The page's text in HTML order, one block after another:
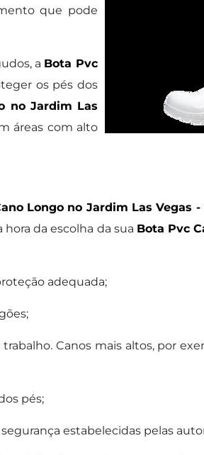
que pode
a Bota Pvc
os pés dos
no Jardim Las
áreas com alto
Longo no Jardim Las Vegas -
da escolha da sua Bota Pvc
adequada;
Canos mais altos, por
pés;
estabelecidas pelas